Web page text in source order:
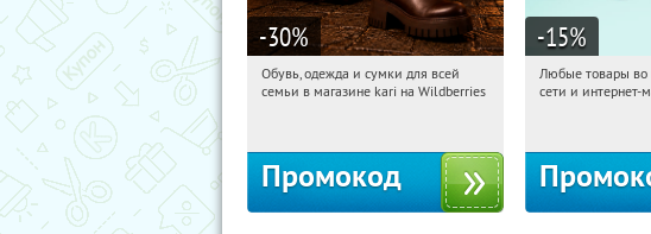
-30%
15:34:21 Получили:
Обувь, одежда и сумки для всей
семьи в магазине kari на Wildberries
Промокод
-15%
15:34:21
Любые товары во
сети и интернет-